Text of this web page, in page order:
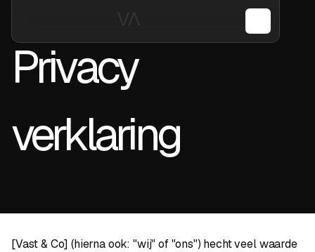
Privacy
verklaring
[Vast & Co] (hierna ook: "wij" of "ons") hecht veel waarde